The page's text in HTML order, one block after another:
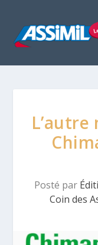
Posté par
Coin des